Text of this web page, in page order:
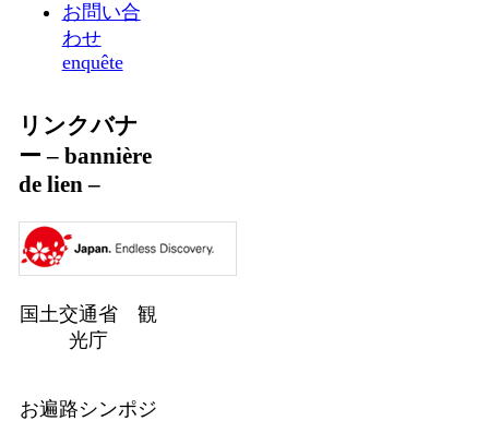
お問い合
わせ
enquête
リンクバナ
ー – bannière
de lien –
国土交通省 観
光庁
お遍路シンポジ